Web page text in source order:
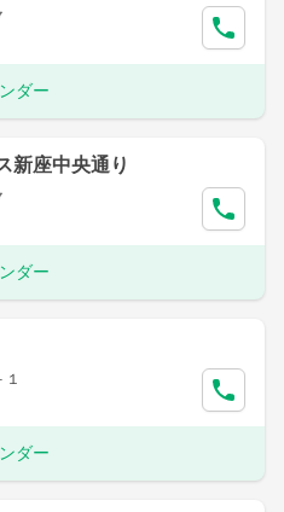
ダー
新座中央通り
ダー
１
ダー